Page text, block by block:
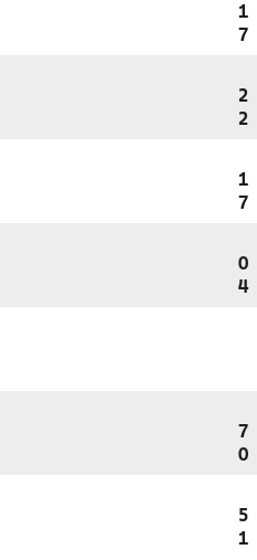
1
7
2
2
1
7
0
4
7
0
5
1